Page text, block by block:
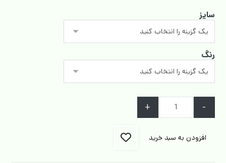
سایز
رنگ
-
+
افزودن به سبد خرید